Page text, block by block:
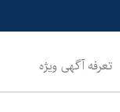
تعرفه آگهی ویژه